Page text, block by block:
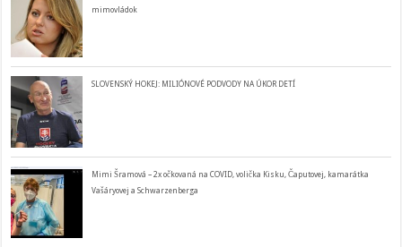
mimovládok
SLOVENSKÝ HOKEJ: MILIÓNOVÉ PODVODY NA ÚKOR DETÍ
Mimi Šramová – 2x očkovaná na COVID, volička Kisku, Čaputovej, kamarátka
Vašáryovej a Schwarzenberga